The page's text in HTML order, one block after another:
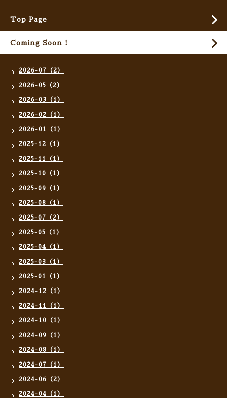
Top Page
Coming Soon !
2026-07（2）
2026-05（2）
2026-03（1）
2026-02（1）
2026-01（1）
2025-12（1）
2025-11（1）
2025-10（1）
2025-09（1）
2025-08（1）
2025-07（2）
2025-05（1）
2025-04（1）
2025-03（1）
2025-01（1）
2024-12（1）
2024-11（1）
2024-10（1）
2024-09（1）
2024-08（1）
2024-07（1）
2024-06（2）
2024-04（1）